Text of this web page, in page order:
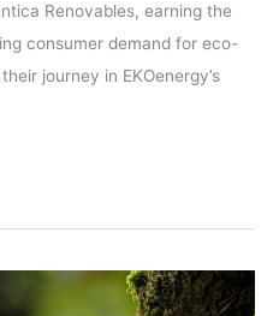
Renovables, earning the
consumer demand for eco-
journey in EKOenergy’s